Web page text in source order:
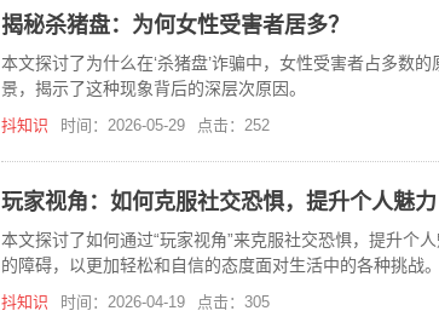
揭秘杀猪盘：为何女性受害者居多？
本文探讨了为什么在‘杀猪盘’诈骗中，女性受害者占多数
景，揭示了这种现象背后的深层次原因。
抖知识 时间：2026-05-29 点击：252
玩家视角：如何克服社交恐惧，提升个人魅力
本文探讨了如何通过“玩家视角”来克服社交恐惧，提升个
的障碍，以更加轻松和自信的态度面对生活中的各种挑战。
抖知识 时间：2026-04-19 点击：305